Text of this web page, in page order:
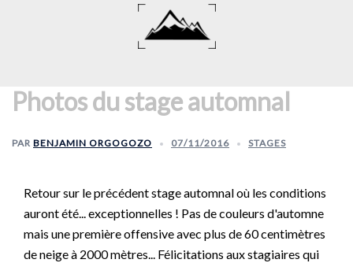
Photos du stage automnal
PAR BENJAMIN ORGOGOZO 07/11/2016 STAGES
Retour sur le précédent stage automnal où les conditions
auront été... exceptionnelles ! Pas de couleurs d'automne
mais une première offensive avec plus de 60 centimètres
de neige à 2000 mètres... Félicitations aux stagiaires qui